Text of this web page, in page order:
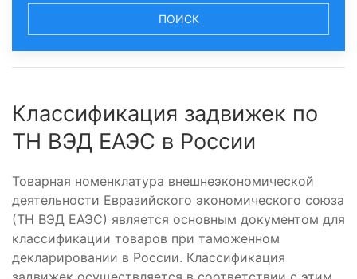
ПОИСК
Классификация задвижек по
ТН ВЭД ЕАЭС в России
Товарная номенклатура внешнеэкономической
деятельности Евразийского экономического союза
(ТН ВЭД ЕАЭС) является основным документом для
классификации товаров при таможенном
декларировании в России. Классификация